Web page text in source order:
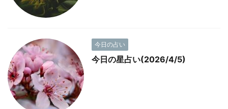
今日の占い
今日の星占い(2026/4/5)